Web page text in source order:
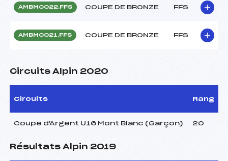
AMBM0022.FFS COUPE DE BRONZE FFS
AMBM0021.FFS COUPE DE BRONZE FFS
Circuits Alpin 2020
Circuits Rang
Coupe d'Argent U16 Mont Blanc (Garçon) 20
Résultats Alpin 2019